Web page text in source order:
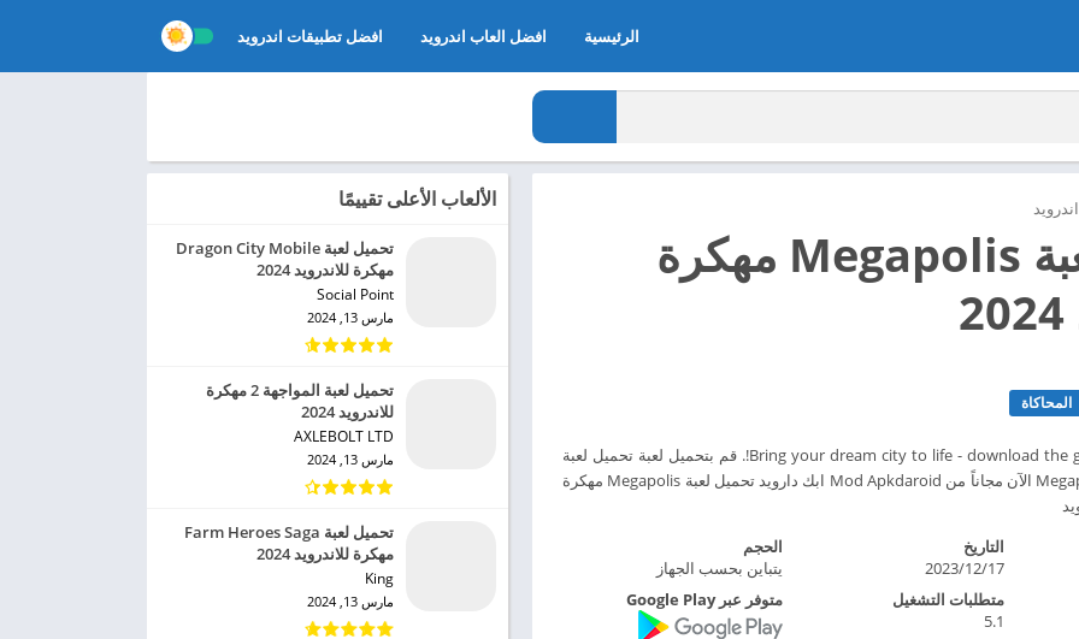
الرئيسية افضل العاب اندرويد افضل تطبيقات اندرويد
تحميل لعبة Megapolis مهكرة
المحاكاة
Bring your dream city to life - download the game now and build it!. قم بتحميل لعبة تحميل لعبة
Megapolis: City Building Sim الآن مجاناً من Mod Apkdaroid ابك دارويد تحميل لعبة Megapolis مهكرة
التاريخ
2023/12/17
الحجم
يتباين بحسب الجهاز
متطلبات التشغيل
5.1
متوفر عبر Google Play
الألعاب الأعلى تقييمًا
تحميل لعبة Dragon City Mobile
مهكرة للاندرويد 2024
Social Point‏
مارس 13, 2024
تحميل لعبة المواجهة 2 مهكرة
للاندرويد 2024
AXLEBOLT LTD‏
مارس 13, 2024
تحميل لعبة Farm Heroes Saga
مهكرة للاندرويد 2024
King‏
مارس 13, 2024